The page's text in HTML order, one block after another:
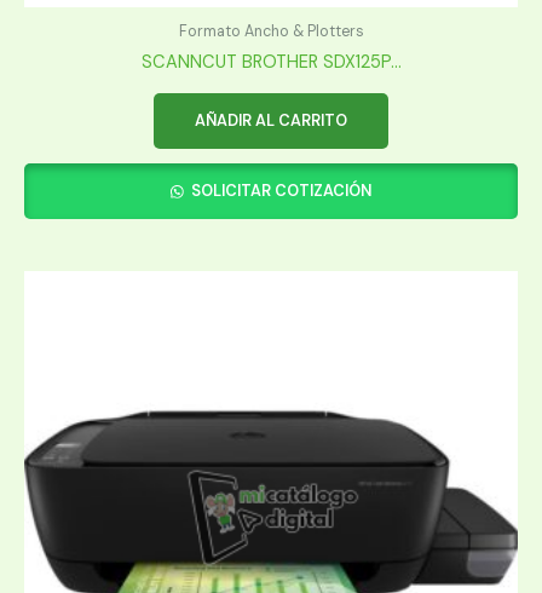
Formato Ancho & Plotters
SCANNCUT BROTHER SDX125P...
AÑADIR AL CARRITO
SOLICITAR COTIZACIÓN